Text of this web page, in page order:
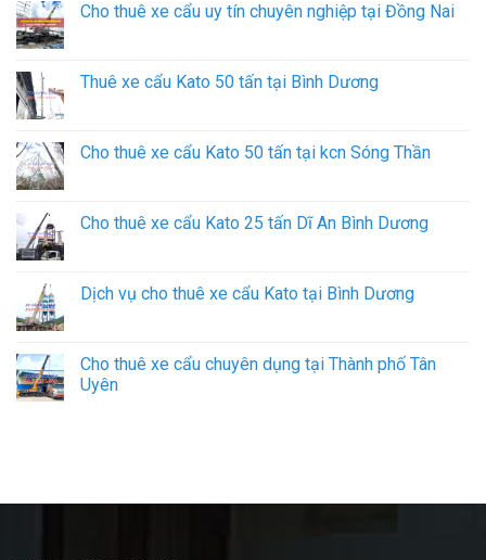
Cho thuê xe cẩu uy tín chuyên nghiệp tại Đồng Nai
Thuê xe cẩu Kato 50 tấn tại Bình Dương
Cho thuê xe cẩu Kato 50 tấn tại kcn Sóng Thần
Cho thuê xe cẩu Kato 25 tấn Dĩ An Bình Dương
Dịch vụ cho thuê xe cẩu Kato tại Bình Dương
Cho thuê xe cẩu chuyên dụng tại Thành phố Tân
Uyên